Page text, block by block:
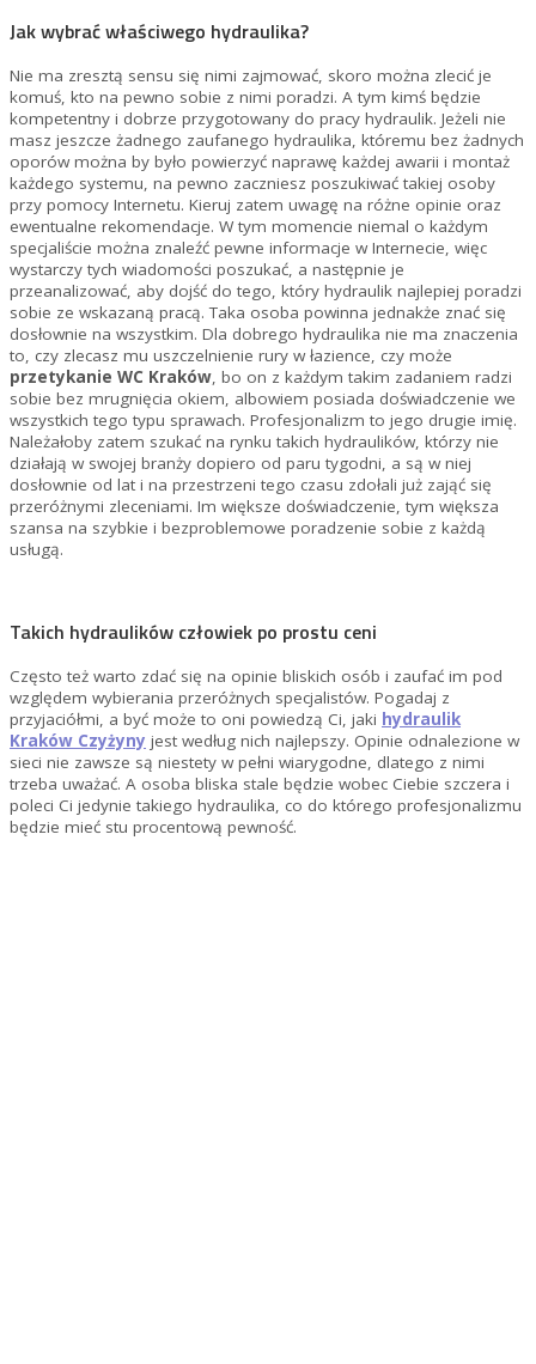
Jak wybrać właściwego hydraulika?
Nie ma zresztą sensu się nimi zajmować, skoro można zlecić je
komuś, kto na pewno sobie z nimi poradzi. A tym kimś będzie
kompetentny i dobrze przygotowany do pracy hydraulik. Jeżeli nie
masz jeszcze żadnego zaufanego hydraulika, któremu bez żadnych
oporów można by było powierzyć naprawę każdej awarii i montaż
każdego systemu, na pewno zaczniesz poszukiwać takiej osoby
przy pomocy Internetu. Kieruj zatem uwagę na różne opinie oraz
ewentualne rekomendacje. W tym momencie niemal o każdym
specjaliście można znaleźć pewne informacje w Internecie, więc
wystarczy tych wiadomości poszukać, a następnie je
przeanalizować, aby dojść do tego, który hydraulik najlepiej poradzi
sobie ze wskazaną pracą. Taka osoba powinna jednakże znać się
dosłownie na wszystkim. Dla dobrego hydraulika nie ma znaczenia
to, czy zlecasz mu uszczelnienie rury w łazience, czy może
przetykanie WC Kraków, bo on z każdym takim zadaniem radzi
sobie bez mrugnięcia okiem, albowiem posiada doświadczenie we
wszystkich tego typu sprawach. Profesjonalizm to jego drugie imię.
Należałoby zatem szukać na rynku takich hydraulików, którzy nie
działają w swojej branży dopiero od paru tygodni, a są w niej
dosłownie od lat i na przestrzeni tego czasu zdołali już zająć się
przeróżnymi zleceniami. Im większe doświadczenie, tym większa
szansa na szybkie i bezproblemowe poradzenie sobie z każdą
usługą.
Takich hydraulików człowiek po prostu ceni
Często też warto zdać się na opinie bliskich osób i zaufać im pod
względem wybierania przeróżnych specjalistów. Pogadaj z
przyjaciółmi, a być może to oni powiedzą Ci, jaki hydraulik
Kraków Czyżyny jest według nich najlepszy. Opinie odnalezione w
sieci nie zawsze są niestety w pełni wiarygodne, dlatego z nimi
trzeba uważać. A osoba bliska stale będzie wobec Ciebie szczera i
poleci Ci jedynie takiego hydraulika, co do którego profesjonalizmu
będzie mieć stu procentową pewność.